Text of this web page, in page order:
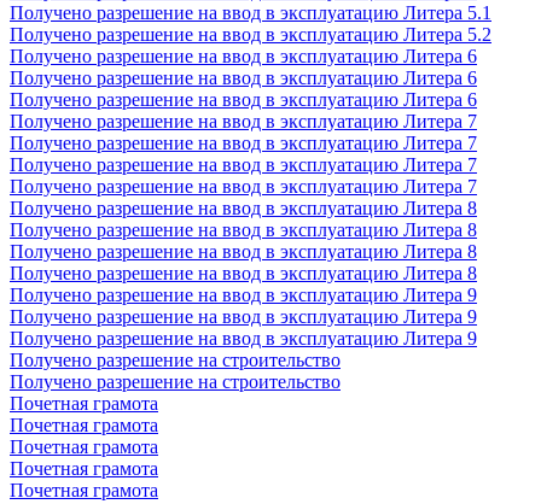
Получено разрешение на ввод в эксплуатацию Литера 5.1
Получено разрешение на ввод в эксплуатацию Литера 5.2
Получено разрешение на ввод в эксплуатацию Литера 6
Получено разрешение на ввод в эксплуатацию Литера 6
Получено разрешение на ввод в эксплуатацию Литера 6
Получено разрешение на ввод в эксплуатацию Литера 7
Получено разрешение на ввод в эксплуатацию Литера 7
Получено разрешение на ввод в эксплуатацию Литера 7
Получено разрешение на ввод в эксплуатацию Литера 7
Получено разрешение на ввод в эксплуатацию Литера 8
Получено разрешение на ввод в эксплуатацию Литера 8
Получено разрешение на ввод в эксплуатацию Литера 8
Получено разрешение на ввод в эксплуатацию Литера 8
Получено разрешение на ввод в эксплуатацию Литера 9
Получено разрешение на ввод в эксплуатацию Литера 9
Получено разрешение на ввод в эксплуатацию Литера 9
Получено разрешение на строительство
Получено разрешение на строительство
Почетная грамота
Почетная грамота
Почетная грамота
Почетная грамота
Почетная грамота